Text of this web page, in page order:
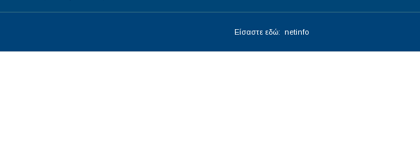
Είσαστε εδώ: netinfo